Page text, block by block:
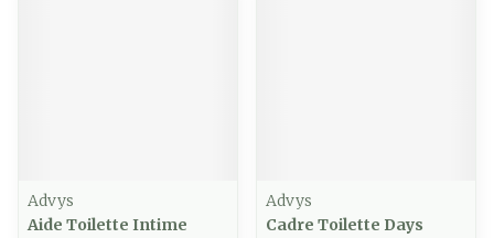
Advys
Aide Toilette Intime
Advys
Cadre Toilette Days